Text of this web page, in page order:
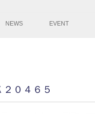
NEWS EVENT
０４６５